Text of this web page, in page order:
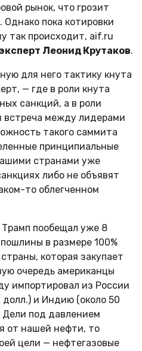
рынок, что грозит
пока котировки
так происходит, aif.ru
Леонид Крутаков.
для него тактику кнута
— где в роли кнута
санкций, а в роли
встреча между лидерами
такого саммита
принципиальные
странами уже
либо не объявят
то облегченном
пообещал уже 8
в размере 100%
которая закупает
очередь американцы
импортировал из России
и Индию (около 50
Дели под давлением
от нашей нефти, то
цели — нефтегазовые